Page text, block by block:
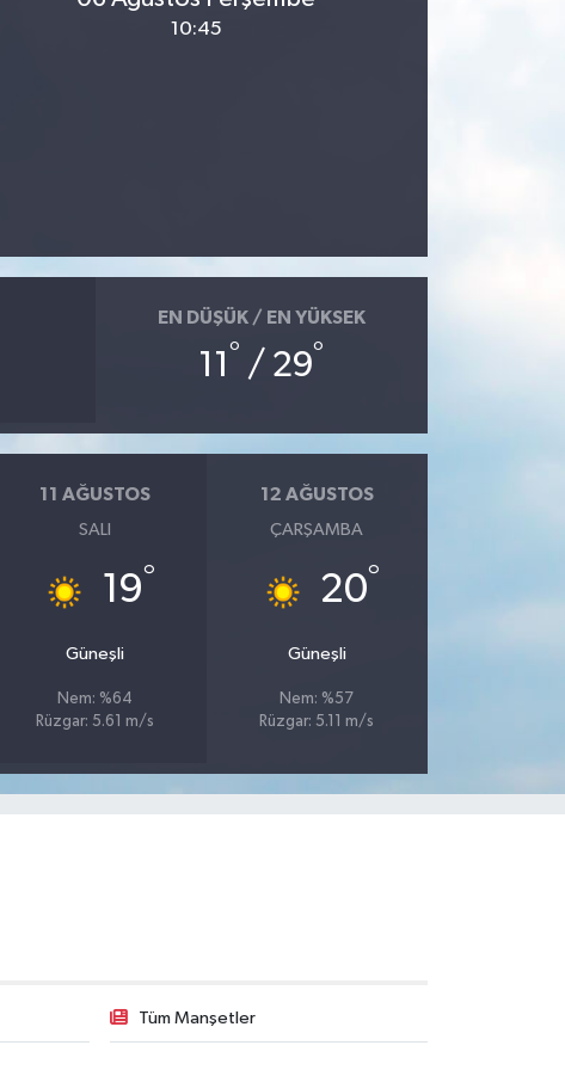
10:45
EN DÜŞÜK / EN YÜKSEK
11 ° / 29°
11 AĞUSTOS
SALI
19°
Güneşli
Nem: %64
Rüzgar: 5.61 m/s
12 AĞUSTOS
ÇARŞAMBA
20°
Güneşli
Nem: %57
Rüzgar: 5.11 m/s
Tüm Manşetler